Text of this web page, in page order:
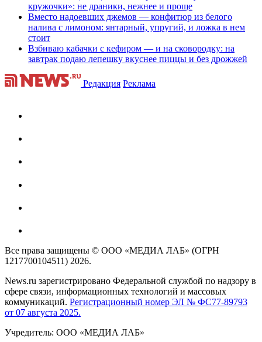
кружочки»: не драники, нежнее и проще
Вместо надоевших джемов — конфитюр из белого
налива с лимоном: янтарный, упругий, и ложка в нем
стоит
Взбиваю кабачки с кефиром — и на сковородку: на
завтрак подаю лепешку вкуснее пиццы и без дрожжей
Редакция Реклама
Все права защищены © ООО «МЕДИА ЛАБ» (ОГРН
1217700104511) 2026.
News.ru зарегистрировано Федеральной службой по надзору в
сфере связи, информационных технологий и массовых
коммуникаций. Регистрационный номер ЭЛ № ФС77-89793
от 07 августа 2025.
Учредитель: ООО «МЕДИА ЛАБ»